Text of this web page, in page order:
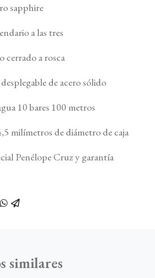
sapphire
a las tres
cerrado a rosca
de acero sólido
10 bares 100 metros
milímetros de diámetro de caja
Penélope Cruz y garantía
similares